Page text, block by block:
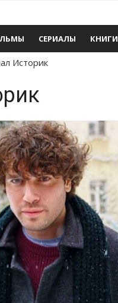
СЕРИАЛЫ КНИГИ
Историк